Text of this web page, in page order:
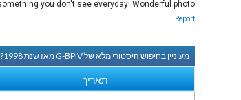
you don't see everyday! Wonderful photo!
Report
מעוניין בחיפוש היסטורי מלא של G-BPIV מאז שנת 1998?
תאריך